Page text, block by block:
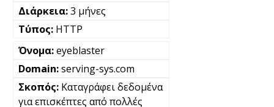
3 μήνες
HTTP
eyeblaster
serving-sys.com
Καταγράφει δεδομένα
για επισκέπτες από πολλές